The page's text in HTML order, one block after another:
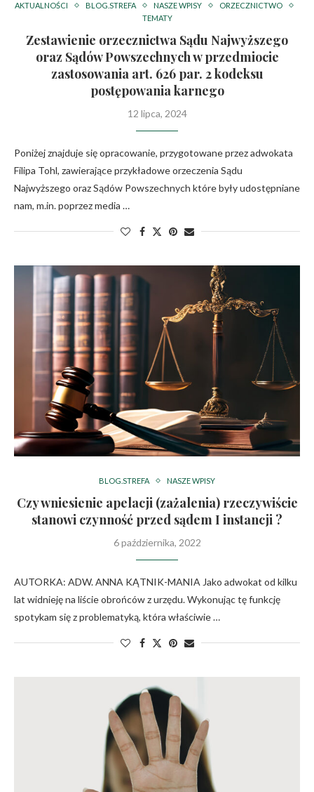
AKTUALNOŚCI BLOG.STREFA NASZE WPISY
ORZECZNICTWO
TEMATY
Zestawienie orzecznictwa Sądu Najwyższego
oraz Sądów Powszechnych w przedmiocie
zastosowania art. 626 par. 2 kodeksu
postępowania karnego
12 lipca, 2024
Poniżej znajduje się opracowanie, przygotowane przez adwokata
Filipa Tohl, zawierające przykładowe orzeczenia Sądu
Najwyższego oraz Sądów Powszechnych które były udostępniane
nam, m.in. poprzez media …
BLOG.STREFA NASZE WPISY
Czy wniesienie apelacji (zażalenia) rzeczywiście
stanowi czynność przed sądem I instancji ?
6 października, 2022
AUTORKA: ADW. ANNA KĄTNIK-MANIA Jako adwokat od kilku
lat widnieję na liście obrońców z urzędu. Wykonując tę funkcję
spotykam się z problematyką, która właściwie …